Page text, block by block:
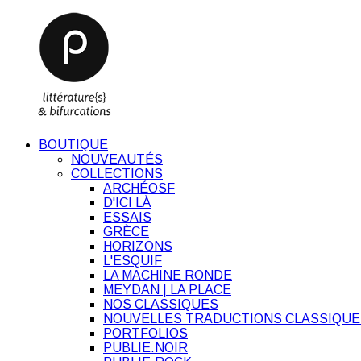
BOUTIQUE
NOUVEAUTÉS
COLLECTIONS
ARCHÉOSF
D'ICI LÀ
ESSAIS
GRÈCE
HORIZONS
L'ESQUIF
LA MACHINE RONDE
MEYDAN | LA PLACE
NOS CLASSIQUES
NOUVELLES TRADUCTIONS
PORTFOLIOS
PUBLIE.NOIR